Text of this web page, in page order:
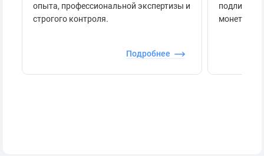
опыта, профессиональной экспертизы и
строгого контроля.
Подробнее
монеты.